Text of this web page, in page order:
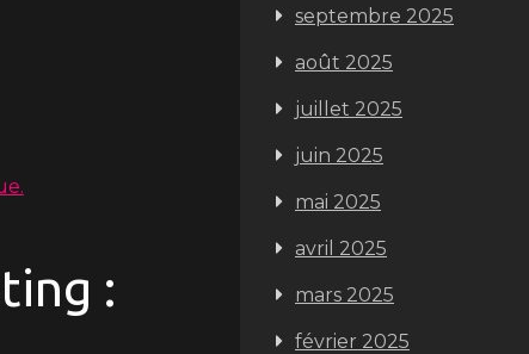
:
septembre 2025
août 2025
juillet 2025
juin 2025
mai 2025
avril 2025
mars 2025
février 2025